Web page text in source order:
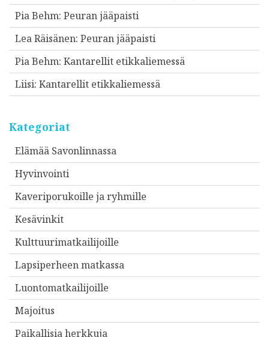
Pia Behm: Peuran jääpaisti
Lea Räisänen: Peuran jääpaisti
Pia Behm: Kantarellit etikkaliemessä
Liisi: Kantarellit etikkaliemessä
Kategoriat
Elämää Savonlinnassa
Hyvinvointi
Kaveriporukoille ja ryhmille
Kesävinkit
Kulttuurimatkailijoille
Lapsiperheen matkassa
Luontomatkailijoille
Majoitus
Paikallisia herkkuja